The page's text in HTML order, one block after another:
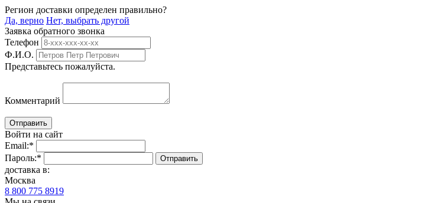
Регион доставки определен правильно?
Да, верно Нет, выбрать другой
Заявка обратного звонка
Телефон
Ф.И.О.
Представьтесь пожалуйста.
Комментарий
Войти на сайт
Email:*
Пароль:*
доставка в:
Москва
8 800 775 8919